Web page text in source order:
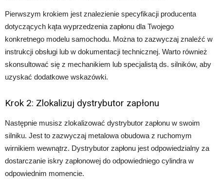
Pierwszym krokiem jest znalezienie specyfikacji producenta
dotyczących kąta wyprzedzenia zapłonu dla Twojego
konkretnego modelu samochodu. Można to zazwyczaj znaleźć w
instrukcji obsługi lub w dokumentacji technicznej. Warto również
skonsultować się z mechanikiem lub specjalistą ds. silników, aby
uzyskać dodatkowe wskazówki.
Krok 2: Zlokalizuj dystrybutor zapłonu
Następnie musisz zlokalizować dystrybutor zapłonu w swoim
silniku. Jest to zazwyczaj metalowa obudowa z ruchomym
wirnikiem wewnątrz. Dystrybutor zapłonu jest odpowiedzialny za
dostarczanie iskry zapłonowej do odpowiedniego cylindra w
odpowiednim momencie.